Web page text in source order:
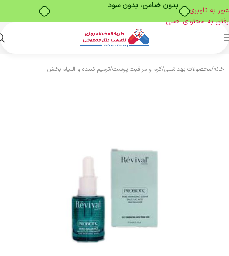
بدون ضامن، بدون سود
عبور به ناوبری
رفتن به محتوای اصلی
خانه/محصولات بهداشتی/کرم و مراقبت پوست/ترمیم کننده و التیام بخش